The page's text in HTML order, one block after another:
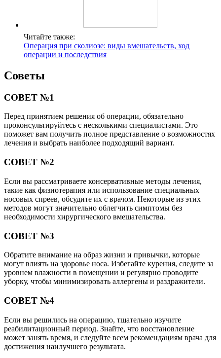
Читайте также:
Операция при сколиозе: виды вмешательств, ход
операции и последствия
Советы
СОВЕТ №1
Перед принятием решения об операции, обязательно
проконсультируйтесь с несколькими специалистами. Это
поможет вам получить полное представление о возможностях
лечения и выбрать наиболее подходящий вариант.
СОВЕТ №2
Если вы рассматриваете консервативные методы лечения,
такие как физиотерапия или использование специальных
носовых спреев, обсудите их с врачом. Некоторые из этих
методов могут значительно облегчить симптомы без
необходимости хирургического вмешательства.
СОВЕТ №3
Обратите внимание на образ жизни и привычки, которые
могут влиять на здоровье носа. Избегайте курения, следите за
уровнем влажности в помещении и регулярно проводите
уборку, чтобы минимизировать аллергены и раздражители.
СОВЕТ №4
Если вы решились на операцию, тщательно изучите
реабилитационный период. Знайте, что восстановление
может занять время, и следуйте всем рекомендациям врача для
достижения наилучшего результата.